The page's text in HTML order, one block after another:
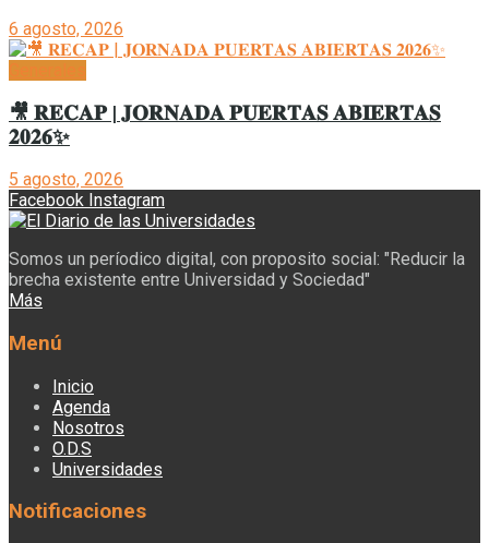
6 agosto, 2026
🎥 𝐑𝐄𝐂𝐀𝐏 | 𝐉𝐎𝐑𝐍𝐀𝐃𝐀 𝐏𝐔𝐄𝐑𝐓𝐀𝐒 𝐀𝐁𝐈𝐄𝐑𝐓𝐀𝐒
𝟐𝟎𝟐𝟔✨
5 agosto, 2026
Facebook Instagram
Somos un períodico digital, con proposito social: "Reducir la
brecha existente entre Universidad y Sociedad"
Más
Menú
Inicio
Agenda
Nosotros
O.D.S
Universidades
Notificaciones